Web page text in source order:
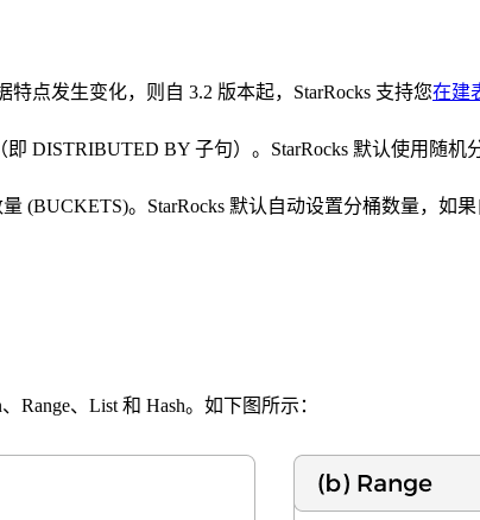
点发生变化，则自 3.2 版本起，StarRocks 支持您在建
DISTRIBUTED BY 子句）。StarRocks 默认使用随
(BUCKETS)。StarRocks 默认自动设置分桶数量，如
、List 和 Hash。如下图所示：